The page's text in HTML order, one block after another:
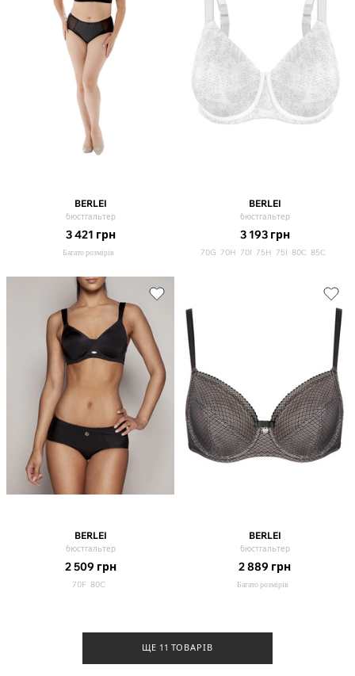
BERLEI
бюстгальтер
3 421 грн
Багато розмірів
BERLEI
бюстгальтер
3 193 грн
70G 70H 70I 75H 75I 80С 85С
BERLEI
бюстгальтер
2 509 грн
70F 80C
BERLEI
бюстгальтер
2 889 грн
Багато розмірів
ЩЕ 11 ТОВАРІВ